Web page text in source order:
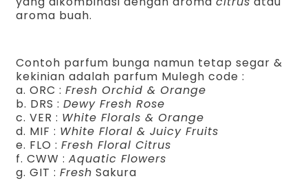
aroma buah.
Contoh parfum bunga namun tetap segar &
kekinian adalah parfum Mulegh code :
a. ORC :Fresh Orchid & Orange
b. DRS :Dewy Fresh Rose
c. VER : White Florals & Orange
d. MIF : White Floral & Juicy Fruits
e. FLO :Fresh Floral Citrus
f. CWW :Aquatic Flowers
g. GIT :Fresh Sakura